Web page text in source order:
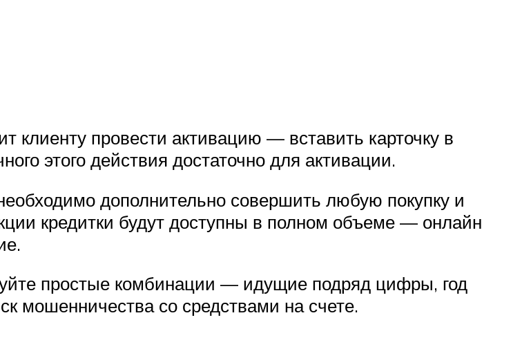
провести активацию — вставить карточку в
этого действия достаточно для активации.
дополнительно совершить любую покупку и
кредитки будут доступны в полном объеме — онлайн
простые комбинации — идущие подряд цифры, год
мошенничества со средствами на счете.